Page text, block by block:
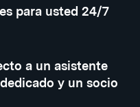
para usted 24/7
a un asistente
y un socio